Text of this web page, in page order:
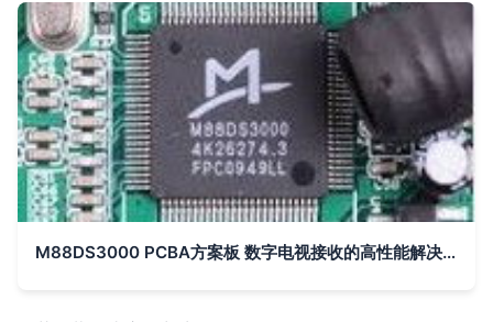
M88DS3000 PCBA方案板 数字电视接收的高性能解决方案